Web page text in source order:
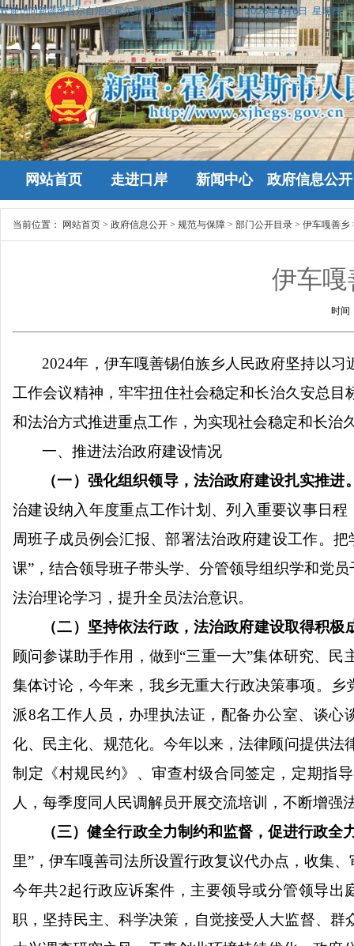
欢迎访问新疆维吾尔自治区霍尔果斯政府网站！ 今天是：2026年8月6日 星期四
网站首页 走进口岸 新闻中心 政府信息公开
当前位置： 网站首页 > 政府信息公开 > 规范与保障 > 部门公开目录 > 伊车嘎善乡
伊车
时间
2024年，伊车嘎善锡伯族乡人民政府坚持以
工作会议精神，牢牢扭住社会稳定和长治久安总目
和法治方式推进重点工作，为实现社会稳定和长治
一、推进法治政府建设情况
（一）强化组织领导，法治政府建设扎实推进
治建设纳入年度重点工作计划、列入重要议事日
周班子成员例会汇报、部署法治政府建设工作。 把
课” ， 结合领导班子带头学、分管领导组织学和党
法治理论学习，提升全员法治意识。
（二）坚持依法行政，法治政府建设取得积极
顾问参谋助手作用，做到 “三重一大”集体研究、民
集体讨论，今年来，我乡无重大行政决策事项。乡
派8名工作人员，办理执法证，配备办公室、谈心
化、民主化、规范化。 今年以来，法律顾问提供法
制定《村规民约》、审查村级合同签定，定期指
人，每季度同人民调解员开展交流培训，不断增强
（三）健全行政全力制约和监督，促进行政全
里”，伊车嘎善司法所设置行政复议代办点，收集
今年共2起行政应诉案件，主要领导或分管领导出
职，坚持民主、科学决策，自觉接受人大监督、